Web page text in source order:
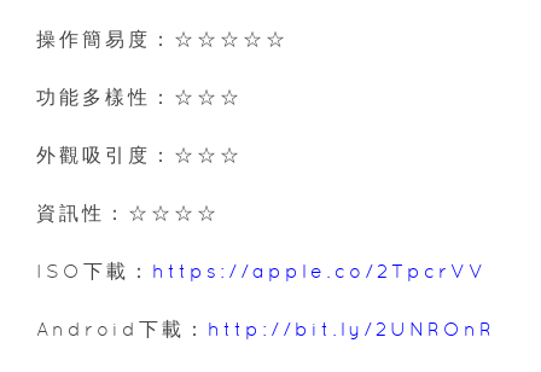
操作簡易度：☆☆☆☆☆
功能多樣性：☆☆☆
外觀吸引度：☆☆☆
資訊性：☆☆☆☆
ISO下載： https://apple.co/2TpcrVV
Android下載： http://bit.ly/2UNROnR